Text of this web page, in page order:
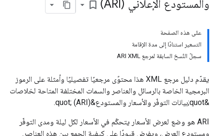
والمستودع الإعلاني (ARI)
bookmark_border
على هذه الصفحة
التسعير استنادًا إلى مدة الإقامة
سجلّ النُسخ السابقة لمرجع ARI XML
يقدّم دليل مرجع XML هذا محتوًى مرجعيًا تفصيليًا وأمثلة على الرموز
البرمجية الخاصة بالرسائل والعناصر والسمات المختلفة المتاحة لخلاصات
&quot;بيانات التوفّر والأسعار والمستودع&quot; (ARI).
‫ARI هو وضع لعرض الأسعار يتحكّم في الأسعار لكل ليلة ومدى التوفّر
ومستودع العرض، ويفرض قيودًا على كيفية الجمع بين هذه العناصر.